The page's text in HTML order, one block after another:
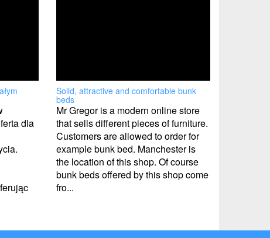
dla
Solid, attractive and comfortable bunk
beds
Mr Gregor is a modern online store
that sells different pieces of furniture.
Customers are allowed to order for
example bunk bed. Manchester is
the location of this shop. Of course
bunk beds offered by this shop come
fro...